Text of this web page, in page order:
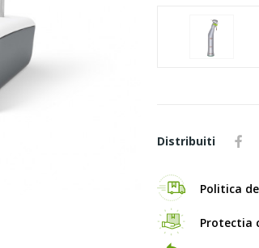
Distribuiti
Politica
Protectia